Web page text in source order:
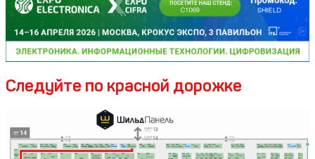
Следуйте по красной дорожке